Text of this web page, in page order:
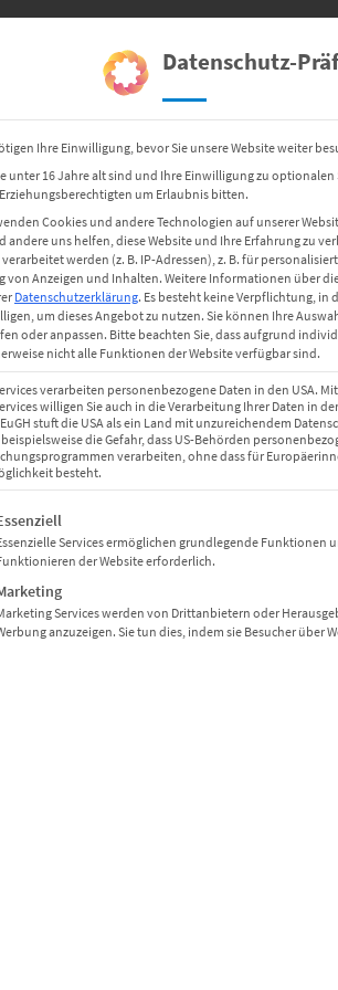
ETIKETTEN
31 2550 E1 – 1.000 Et/Rl
31
€
Zzgl. 19%
Lieferzeit:
ab 50x
–
–
– Etikett
– 1.000
–
–
Datenschutz-
Ihre Einwilligung, bevor Sie unsere Website weiter
unter 16 Jahre alt sind und Ihre Einwilligung zu optionalen
um Erlaubnis bitten.
Cookies und andere Technologien auf unserer
andere uns helfen, diese Website und Ihre Erfahrung zu
werden (z. B. IP-Adressen), z. B. für
von Anzeigen und Inhalten. Weitere Informationen über
Datenschutzerklärung. Es besteht keine Verpflichtung, in
um dieses Angebot zu nutzen. Sie können Ihre
oder anpassen. Bitte beachten Sie, dass aufgrund
nicht alle Funktionen der Website verfügbar sind.
verarbeiten personenbezogene Daten in den USA.
willigen Sie auch in die Verarbeitung Ihrer Daten in
stuft die USA als ein Land mit unzureichendem
die Gefahr, dass US-Behörden
verarbeiten, ohne dass für
besteht.
eine Liste der Service-Gruppen, für die
Services ermöglichen grundlegende Funktionen
der Website erforderlich.
Services werden von Drittanbietern oder
anzuzeigen. Sie tun dies, indem sie Besucher über